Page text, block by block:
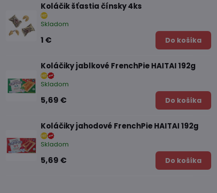
Koláčik šťastia čínsky 4ks
Skladom
1 € Do košíka
Koláčiky jablkové FrenchPie HAITAI 192g
Skladom
5,69 € Do košíka
Koláčiky jahodové FrenchPie HAITAI 192g
Skladom
5,69 € Do košíka